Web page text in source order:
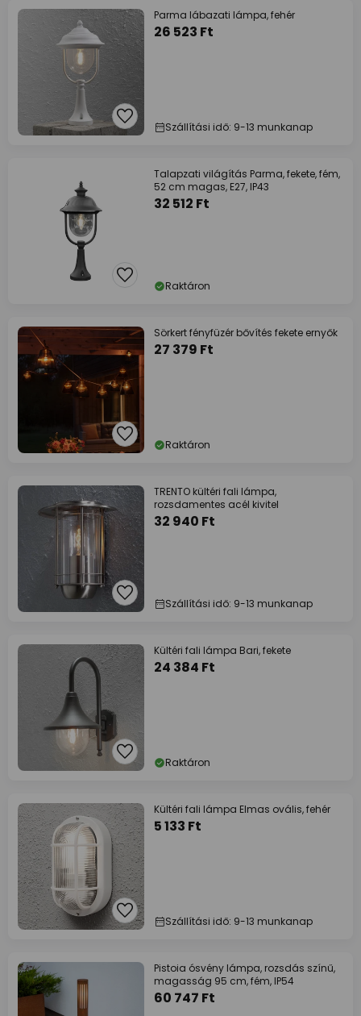
Parma lábazati lámpa, fehér
26 523 Ft
Szállítási idő: 9-13 munkanap
Talapzati világítás Parma, fekete, fém,
52 cm magas, E27, IP43
32 512 Ft
Raktáron
Sörkert fényfüzér bővítés fekete ernyők
27 379 Ft
Raktáron
TRENTO kültéri fali lámpa,
rozsdamentes acél kivitel
32 940 Ft
Szállítási idő: 9-13 munkanap
Kültéri fali lámpa Bari, fekete
24 384 Ft
Raktáron
Kültéri fali lámpa Elmas ovális, fehér
5 133 Ft
Szállítási idő: 9-13 munkanap
Pistoia ósvény lámpa, rozsdás színű,
magasság 95 cm, fém, IP54
60 747 Ft